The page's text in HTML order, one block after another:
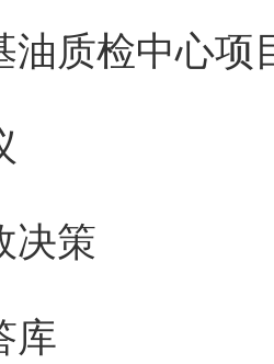
油质检中心项
决策
库